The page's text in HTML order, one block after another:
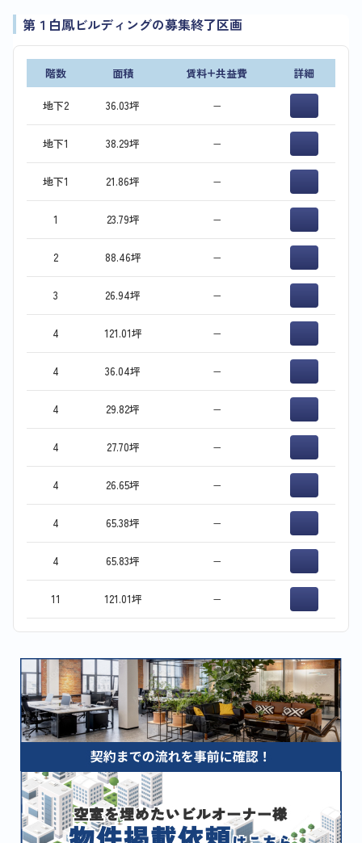
第１白鳳ビルディングの募集終了区画
階数 面積 賃料+共益費 詳細
地下2 36.03坪 −
地下1 38.29坪 −
地下1 21.86坪 −
1 23.79坪 −
2 88.46坪 −
3 26.94坪 −
4 121.01坪 −
4 36.04坪 −
4 29.82坪 −
4 27.70坪 −
4 26.65坪 −
4 65.38坪 −
4 65.83坪 −
11 121.01坪 −